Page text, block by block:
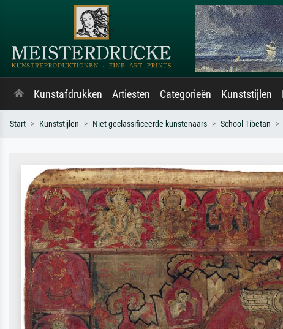
Kunstafdrukken Artiesten Categorieën Kunststijlen
Start Kunststijlen Niet geclassificeerde kunstenaars School Tibetan